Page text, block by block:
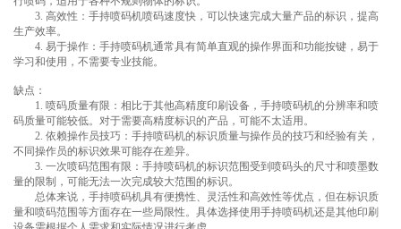
3. 高效性：手持喷码机喷码速度快，可以快速完成大量产品的标识，提高
生产效率。
4. 易于操作：手持喷码机通常具有简单直观的操作界面和功能按键，易于
学习和使用，不需要专业技能。
缺点：
1. 喷码质量有限：相比于其他高精度印刷设备，手持喷码机的分辨率和喷
码质量可能较低。对于需要高精度标识的产品，可能不太适用。
2. 依赖操作员技巧：手持喷码机的标识质量与操作员的技巧和经验有关，
不同操作员的标识效果可能存在差异。
3. 一次喷码范围有限：手持喷码机的标识范围受到喷码头的尺寸和喷墨数
量的限制，可能无法一次完成较大范围的标识。
总体来说，手持喷码机具有便携性、灵活性和高效性等优点，但在标识质
量和喷码范围等方面存在一些局限性。具体选择使用手持喷码机还是其他印刷